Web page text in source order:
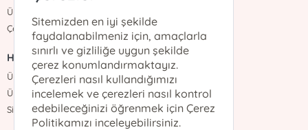
Üyelik Sözleşmesi
Çerez Politikası
HIZLI ERİŞİM
Üye Ol
Üye Girişi
Sipariş Takip
Sitemizden en iyi şekilde
faydalanabilmeniz için, amaçlarla
sınırlı ve gizliliğe uygun şekilde
çerez konumlandırmaktayız.
Çerezleri nasıl kullandığımızı
incelemek ve çerezleri nasıl kontrol
edebileceğinizi öğrenmek için Çerez
Politikamızı inceleyebilirsiniz.